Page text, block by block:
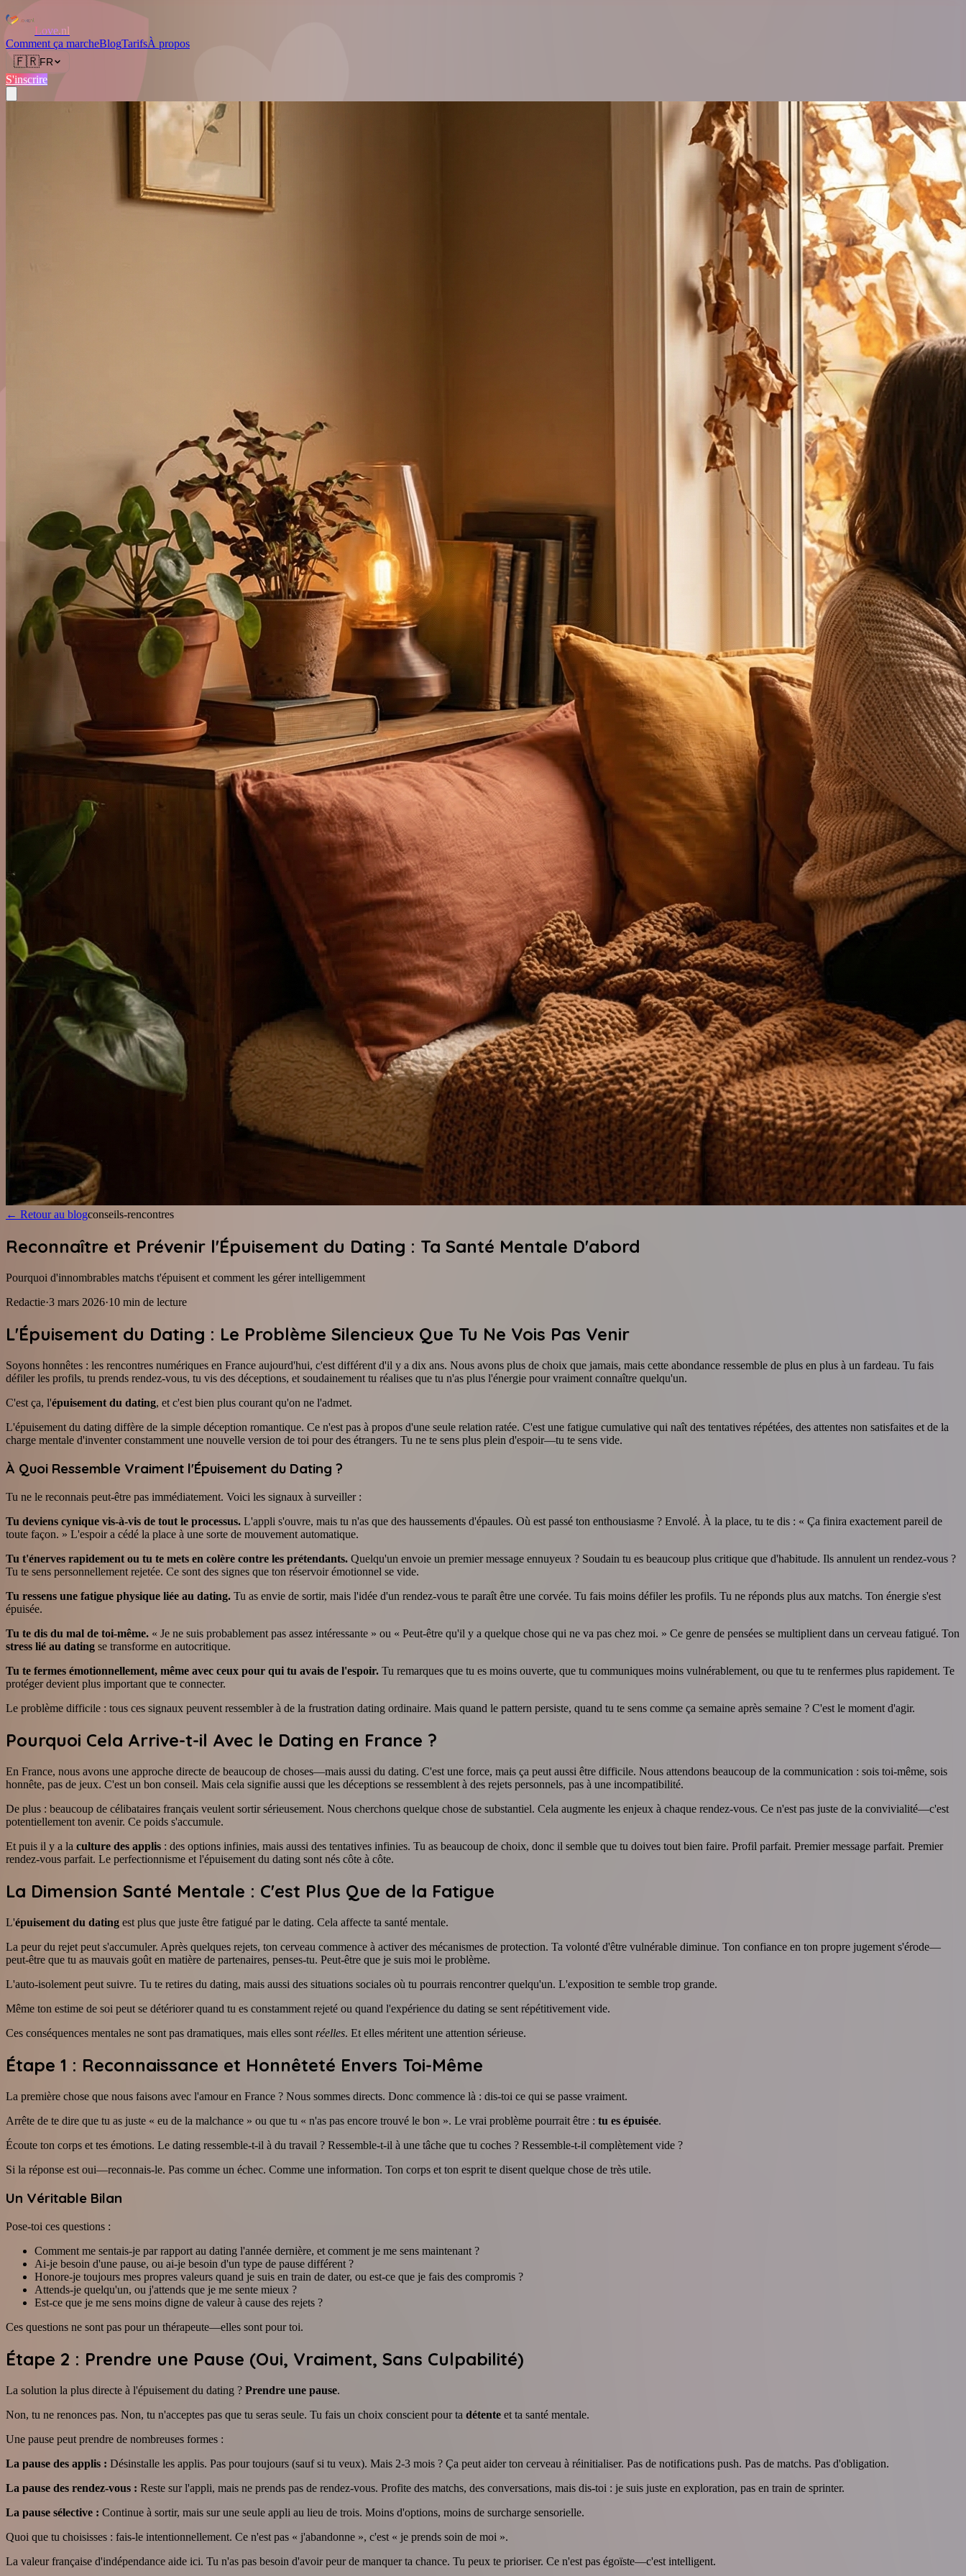
Love.nl
Comment ça marcheBlogTarifsÀ propos
🇫🇷FR
S'inscrire
← Retour au blogconseils-rencontres
Reconnaître et Prévenir l'Épuisement du Dating : Ta Santé Mentale D'abord
Pourquoi d'innombrables matchs t'épuisent et comment les gérer intelligemment
Redactie·3 mars 2026·10 min de lecture
L'Épuisement du Dating : Le Problème Silencieux Que Tu Ne Vois Pas Venir
Soyons honnêtes : les rencontres numériques en France aujourd'hui, c'est différent d'il y a dix ans. Nous avons plus de choix que jamais, mais cette abondance ressemble de plus en plus à un fardeau. Tu fais
défiler les profils, tu prends rendez-vous, tu vis des déceptions, et soudainement tu réalises que tu n'as plus l'énergie pour vraiment connaître quelqu'un.
C'est ça, l'épuisement du dating, et c'est bien plus courant qu'on ne l'admet.
L'épuisement du dating diffère de la simple déception romantique. Ce n'est pas à propos d'une seule relation ratée. C'est une fatigue cumulative qui naît des tentatives répétées, des attentes non satisfaites et de la
charge mentale d'inventer constamment une nouvelle version de toi pour des étrangers. Tu ne te sens plus plein d'espoir—tu te sens vide.
À Quoi Ressemble Vraiment l'Épuisement du Dating ?
Tu ne le reconnais peut-être pas immédiatement. Voici les signaux à surveiller :
Tu deviens cynique vis-à-vis de tout le processus. L'appli s'ouvre, mais tu n'as que des haussements d'épaules. Où est passé ton enthousiasme ? Envolé. À la place, tu te dis : « Ça finira exactement pareil de
toute façon. » L'espoir a cédé la place à une sorte de mouvement automatique.
Tu t'énerves rapidement ou tu te mets en colère contre les prétendants. Quelqu'un envoie un premier message ennuyeux ? Soudain tu es beaucoup plus critique que d'habitude. Ils annulent un rendez-vous ?
Tu te sens personnellement rejetée. Ce sont des signes que ton réservoir émotionnel se vide.
Tu ressens une fatigue physique liée au dating. Tu as envie de sortir, mais l'idée d'un rendez-vous te paraît être une corvée. Tu fais moins défiler les profils. Tu ne réponds plus aux matchs. Ton énergie s'est
épuisée.
Tu te dis du mal de toi-même. « Je ne suis probablement pas assez intéressante » ou « Peut-être qu'il y a quelque chose qui ne va pas chez moi. » Ce genre de pensées se multiplient dans un cerveau fatigué. Ton
stress lié au dating se transforme en autocritique.
Tu te fermes émotionnellement, même avec ceux pour qui tu avais de l'espoir. Tu remarques que tu es moins ouverte, que tu communiques moins vulnérablement, ou que tu te renfermes plus rapidement. Te
protéger devient plus important que te connecter.
Le problème difficile : tous ces signaux peuvent ressembler à de la frustration dating ordinaire. Mais quand le pattern persiste, quand tu te sens comme ça semaine après semaine ? C'est le moment d'agir.
Pourquoi Cela Arrive-t-il Avec le Dating en France ?
En France, nous avons une approche directe de beaucoup de choses—mais aussi du dating. C'est une force, mais ça peut aussi être difficile. Nous attendons beaucoup de la communication : sois toi-même, sois
honnête, pas de jeux. C'est un bon conseil. Mais cela signifie aussi que les déceptions se ressemblent à des rejets personnels, pas à une incompatibilité.
De plus : beaucoup de célibataires français veulent sortir sérieusement. Nous cherchons quelque chose de substantiel. Cela augmente les enjeux à chaque rendez-vous. Ce n'est pas juste de la convivialité—c'est
potentiellement ton avenir. Ce poids s'accumule.
Et puis il y a la culture des applis : des options infinies, mais aussi des tentatives infinies. Tu as beaucoup de choix, donc il semble que tu doives tout bien faire. Profil parfait. Premier message parfait. Premier
rendez-vous parfait. Le perfectionnisme et l'épuisement du dating sont nés côte à côte.
La Dimension Santé Mentale : C'est Plus Que de la Fatigue
L'épuisement du dating est plus que juste être fatigué par le dating. Cela affecte ta santé mentale.
La peur du rejet peut s'accumuler. Après quelques rejets, ton cerveau commence à activer des mécanismes de protection. Ta volonté d'être vulnérable diminue. Ton confiance en ton propre jugement s'érode—
peut-être que tu as mauvais goût en matière de partenaires, penses-tu. Peut-être que je suis moi le problème.
L'auto-isolement peut suivre. Tu te retires du dating, mais aussi des situations sociales où tu pourrais rencontrer quelqu'un. L'exposition te semble trop grande.
Même ton estime de soi peut se détériorer quand tu es constamment rejeté ou quand l'expérience du dating se sent répétitivement vide.
Ces conséquences mentales ne sont pas dramatiques, mais elles sont réelles. Et elles méritent une attention sérieuse.
Étape 1 : Reconnaissance et Honnêteté Envers Toi-Même
La première chose que nous faisons avec l'amour en France ? Nous sommes directs. Donc commence là : dis-toi ce qui se passe vraiment.
Arrête de te dire que tu as juste « eu de la malchance » ou que tu « n'as pas encore trouvé le bon ». Le vrai problème pourrait être : tu es épuisée.
Écoute ton corps et tes émotions. Le dating ressemble-t-il à du travail ? Ressemble-t-il à une tâche que tu coches ? Ressemble-t-il complètement vide ?
Si la réponse est oui—reconnais-le. Pas comme un échec. Comme une information. Ton corps et ton esprit te disent quelque chose de très utile.
Un Véritable Bilan
Pose-toi ces questions :
Comment me sentais-je par rapport au dating l'année dernière, et comment je me sens maintenant ?
Ai-je besoin d'une pause, ou ai-je besoin d'un type de pause différent ?
Honore-je toujours mes propres valeurs quand je suis en train de dater, ou est-ce que je fais des compromis ?
Attends-je quelqu'un, ou j'attends que je me sente mieux ?
Est-ce que je me sens moins digne de valeur à cause des rejets ?
Ces questions ne sont pas pour un thérapeute—elles sont pour toi.
Étape 2 : Prendre une Pause (Oui, Vraiment, Sans Culpabilité)
La solution la plus directe à l'épuisement du dating ? Prendre une pause.
Non, tu ne renonces pas. Non, tu n'acceptes pas que tu seras seule. Tu fais un choix conscient pour ta détente et ta santé mentale.
Une pause peut prendre de nombreuses formes :
La pause des applis : Désinstalle les applis. Pas pour toujours (sauf si tu veux). Mais 2-3 mois ? Ça peut aider ton cerveau à réinitialiser. Pas de notifications push. Pas de matchs. Pas d'obligation.
La pause des rendez-vous : Reste sur l'appli, mais ne prends pas de rendez-vous. Profite des matchs, des conversations, mais dis-toi : je suis juste en exploration, pas en train de sprinter.
La pause sélective : Continue à sortir, mais sur une seule appli au lieu de trois. Moins d'options, moins de surcharge sensorielle.
Quoi que tu choisisses : fais-le intentionnellement. Ce n'est pas « j'abandonne », c'est « je prends soin de moi ».
La valeur française d'indépendance aide ici. Tu n'as pas besoin d'avoir peur de manquer ta chance. Tu peux te prioriser. Ce n'est pas égoïste—c'est intelligent.